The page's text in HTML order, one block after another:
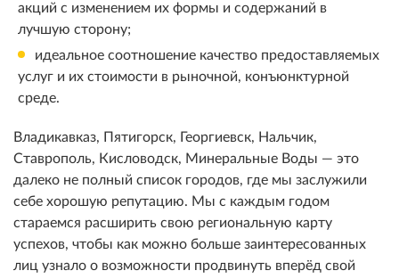
акций с изменением их формы и содержаний в
лучшую сторону;
идеальное соотношение качество предоставляемых
услуг и их стоимости в рыночной, конъюнктурной
среде.
Владикавказ, Пятигорск, Георгиевск, Нальчик,
Ставрополь, Кисловодск, Минеральные Воды — это
далеко не полный список городов, где мы заслужили
себе хорошую репутацию. Мы с каждым годом
стараемся расширить свою региональную карту
успехов, чтобы как можно больше заинтересованных
лиц узнало о возможности продвинуть вперёд свой